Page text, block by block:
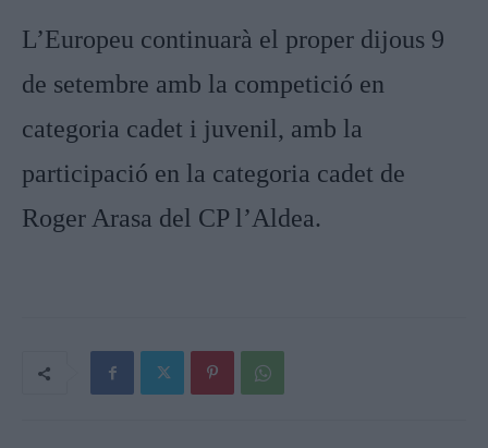
L’Europeu continuarà el proper dijous 9
de setembre amb la competició en
categoria cadet i juvenil, amb la
participació en la categoria cadet de
Roger Arasa del CP l’Aldea.